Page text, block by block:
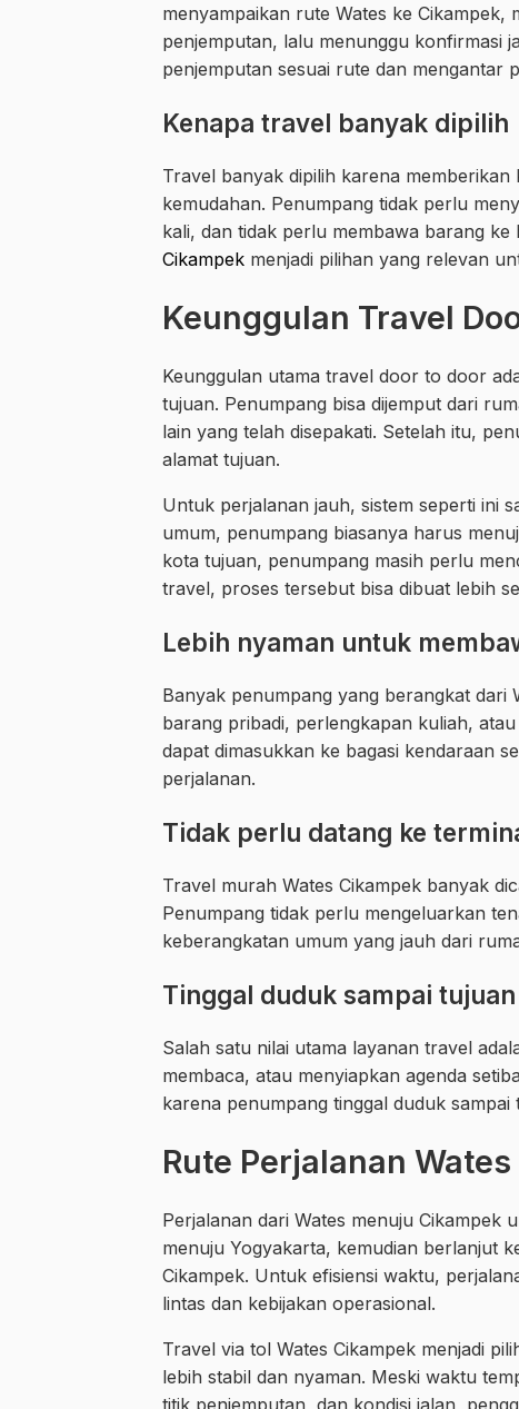
menyampaikan rute Wates ke Cikampek,
penjemputan, lalu menunggu konfirmasi
penjemputan sesuai rute dan mengantar
Kenapa travel banyak dipilih
Travel banyak dipilih karena
kemudahan. Penumpang tidak perlu
kali, dan tidak perlu membawa barang
Cikampek menjadi pilihan yang relevan
Keunggulan Travel
Keunggulan utama travel door to door
tujuan. Penumpang bisa dijemput dari
lain yang telah disepakati. Setelah itu,
alamat tujuan.
Untuk perjalanan jauh, sistem seperti ini
umum, penumpang biasanya harus
kota tujuan, penumpang masih perlu
travel, proses tersebut bisa dibuat lebih
Lebih nyaman untuk
Banyak penumpang yang berangkat dari
barang pribadi, perlengkapan kuliah,
dapat dimasukkan ke bagasi kendaraan
perjalanan.
Tidak perlu datang ke
Travel murah Wates Cikampek banyak
Penumpang tidak perlu mengeluarkan
keberangkatan umum yang jauh dari
Tinggal duduk sampai tujuan
Salah satu nilai utama layanan travel
membaca, atau menyiapkan agenda
karena penumpang tinggal duduk sampai
Rute Perjalanan
Perjalanan dari Wates menuju Cikampek
menuju Yogyakarta, kemudian berlanjut
Cikampek. Untuk efisiensi waktu,
lintas dan kebijakan operasional.
Travel via tol Wates Cikampek menjadi
lebih stabil dan nyaman. Meski waktu